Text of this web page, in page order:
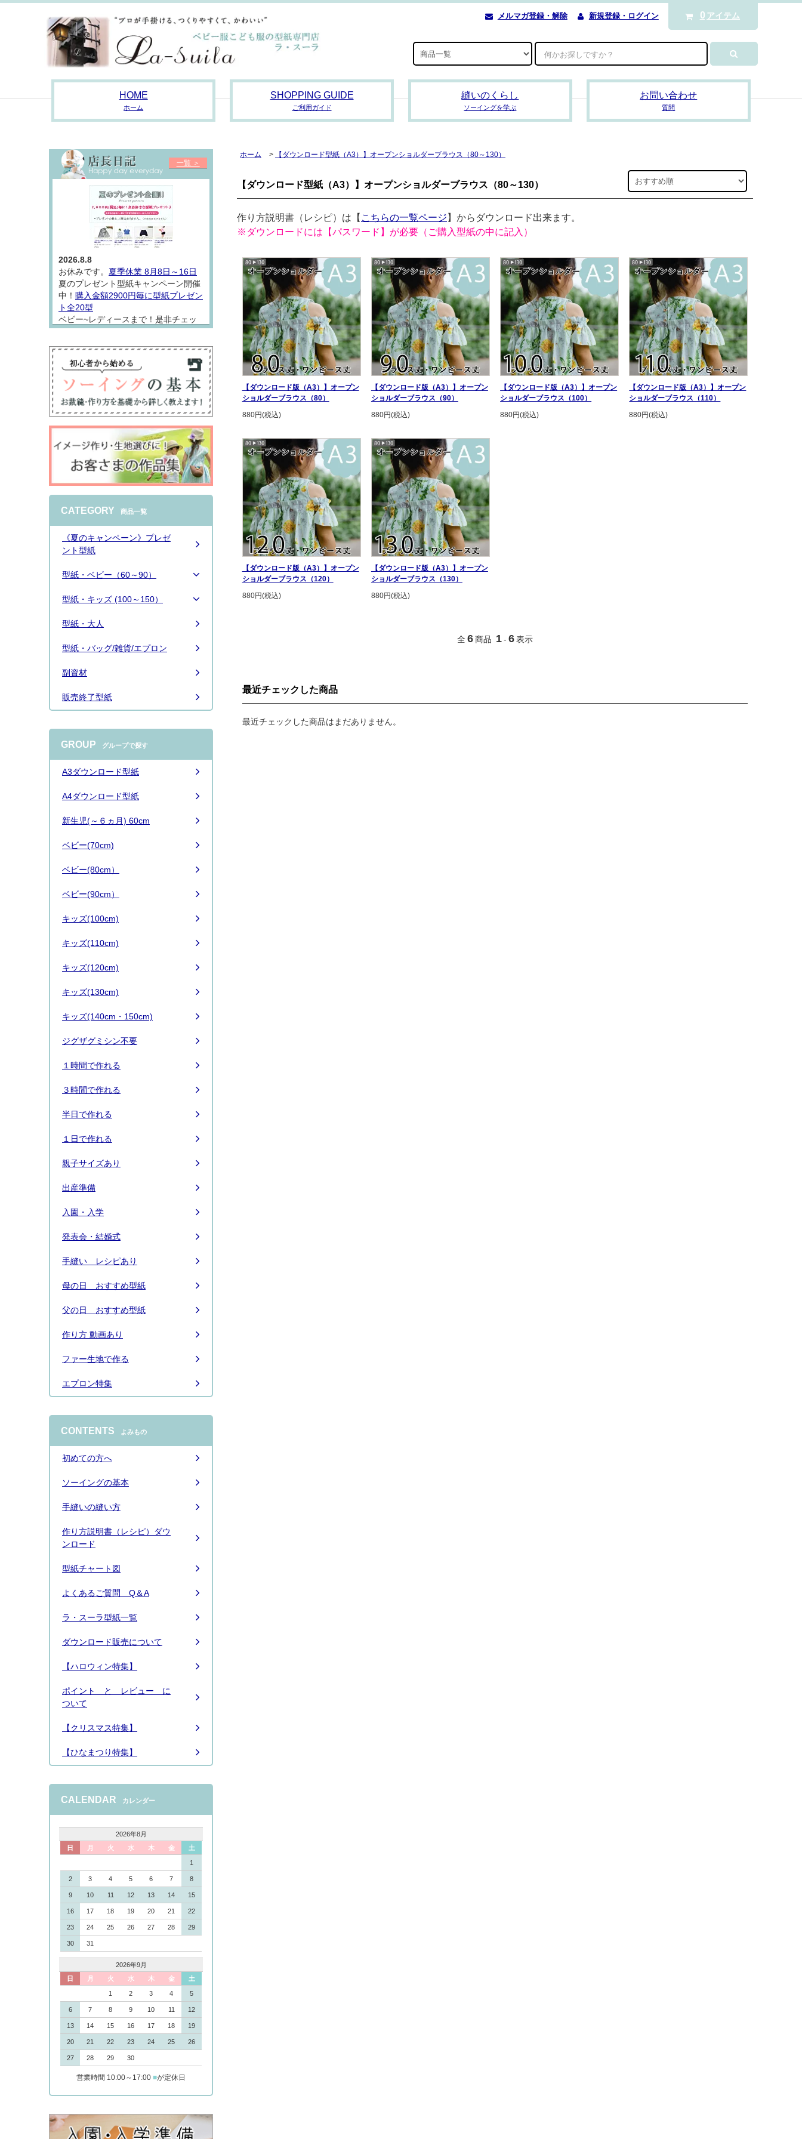
メルマガ登録・解除 新規登録・ログイン 0 アイテム
HOME
ホーム
SHOPPING GUIDE
ご利用ガイド
縫いのくらし
ソーイングを学ぶ
お問い合わせ
質問
ホーム > 【ダウンロード型紙（A3）】オープンショルダーブラウス（80～130）
【ダウンロード型紙（A3）】オープンショルダーブラウス（80～130）
作り方説明書（レシピ）は【 こちらの一覧ページ 】からダウンロード出来ます。
※ダウンロードには【パスワード】が必要（ご購入型紙の中に記入）
【ダウンロード版（A3）】オープン
ショルダーブラウス（80）
880円(税込)
【ダウンロード版（A3）】オープン
ショルダーブラウス（90）
880円(税込)
【ダウンロード版（A3）】オープン
ショルダーブラウス（100）
880円(税込)
【ダウンロード版（A3）】オープン
ショルダーブラウス（110）
880円(税込)
【ダウンロード版（A3）】オープン
ショルダーブラウス（120）
880円(税込)
【ダウンロード版（A3）】オープン
ショルダーブラウス（130）
880円(税込)
全6商品 1- 6表示
最近チェックした商品
最近チェックした商品はまだありません。
一覧 ＞
2026.8.8
お休みです。 夏季休業 8月8日～16日
夏のプレゼント型紙キャンペーン開催
中！ 購入金額2900円毎に型紙プレゼン
ト全20型
ベビー~レディースまで！是非チェッ
クしてソーイング楽しんでください
型紙「アロハシャツロンパース」をW
ガーゼでお仕立てしました。 なんとも
着心地の良さそうな一着になりました
♪シンプルなオープンカラーシャツは
普段着にもちょっとおめかしにも使い
やすくておススメインスタで詳しくご
続きはこちら
CATEGORY 商品一覧
《夏のキャンペーン》プレゼ
ント型紙
型紙・ベビー（60～90）
型紙・キッズ (100～150）
型紙・大人
型紙・バッグ/雑貨/エプロン
副資材
販売終了型紙
GROUP グループで探す
A3ダウンロード型紙
A4ダウンロード型紙
新生児(～６ヵ月) 60cm
ベビー(70cm)
ベビー(80cm）
ベビー(90cm）
キッズ(100cm)
キッズ(110cm)
キッズ(120cm)
キッズ(130cm)
キッズ(140cm・150cm)
ジグザグミシン不要
１時間で作れる
３時間で作れる
半日で作れる
１日で作れる
親子サイズあり
出産準備
入園・入学
発表会・結婚式
手縫い レシピあり
母の日 おすすめ型紙
父の日 おすすめ型紙
作り方 動画あり
ファー生地で作る
エプロン特集
CONTENTS よみもの
初めての方へ
ソーイングの基本
手縫いの縫い方
作り方説明書（レシピ）ダウ
ンロード
型紙チャート図
よくあるご質問 Q＆A
ラ・スーラ型紙一覧
ダウンロード販売について
【ハロウィン特集】
ポイント と レビュー に
ついて
【クリスマス特集】
【ひなまつり特集】
CALENDAR カレンダー
2026年8月
日
月 火 水 木 金 土
1
2 3 4 5 6 7 8
9 10 11 12 13 14 15
16 17 18 19 20 21 22
23 24 25 26 27 28 29
30 31
2026年9月
日
月 火 水 木 金 土
1 2 3 4 5
6 7 8 9 10 11 12
13 14 15 16 17 18 19
20 21 22 23 24 25 26
27 28 29 30
営業時間 10:00～17:00 ■が定休日